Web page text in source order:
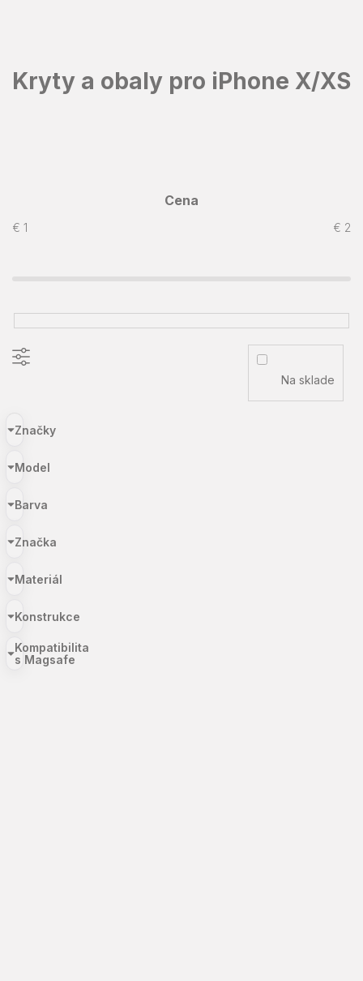
Kryty a obaly pro iPhone X/XS
Cena
€ 1 € 2
Na sklade
Značky
Model
Barva
Značka
Materiál
Konstrukce
Kompatibilita
s Magsafe